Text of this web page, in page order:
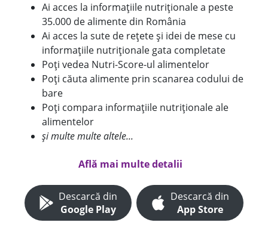
Ai acces la informațiile nutriționale a peste
35.000 de alimente din România
Ai acces la sute de rețete și idei de mese cu
informațiile nutriționale gata completate
Poți vedea Nutri-Score-ul alimentelor
Poți căuta alimente prin scanarea codului de
bare
Poți compara informațiile nutriționale ale
alimentelor
și multe multe altele...
Află mai multe detalii
Descarcă din
Google Play
Descarcă din
App Store